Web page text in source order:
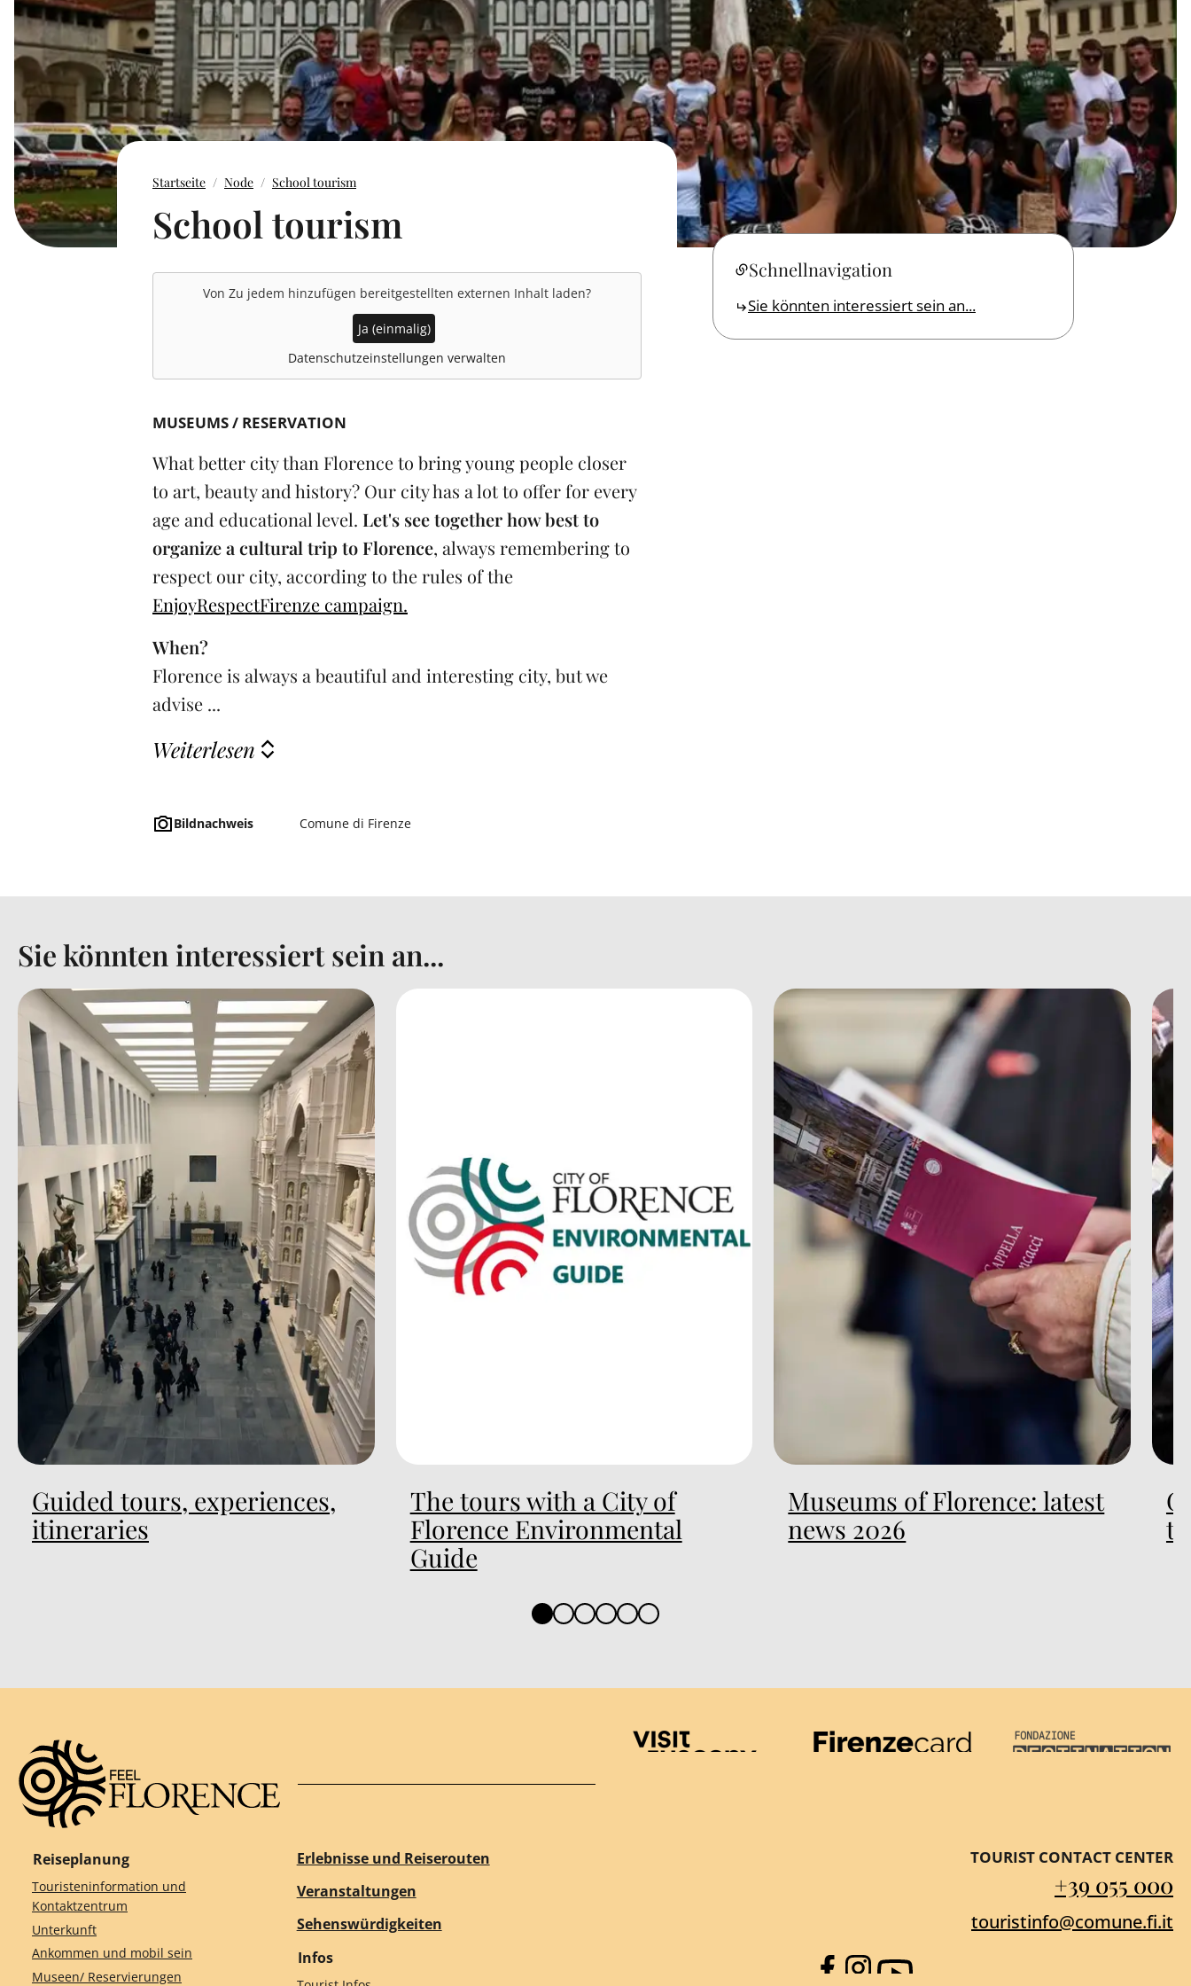
Startseite Node School tourism
School tourism
Von Zu jedem hinzufügen bereitgestellten externen Inhalt laden?
Ja (einmalig)
Datenschutzeinstellungen verwalten
MUSEUMS / RESERVATION
What better city than Florence to bring young people closer
to art, beauty and history? Our city has a lot to offer for every
age and educational level. Let's see together how best to
organize a cultural trip to Florence, always remembering to
respect our city, according to the rules of the
EnjoyRespectFirenze campaign.
When?
Florence is always a beautiful and interesting city, but we
advise ...
Weiterlesen
Bildnachweis Comune di Firenze
Schnellnavigation
Sie könnten interessiert sein an...
Sie könnten interessiert sein an...
Guided tours, experiences,
itineraries
The tours with a City of
Florence Environmental
Guide
Museums of Florence: latest
news 2026
Visit Tuscany Firenze Card Destination
Reiseplanung
Touristeninformation und
Kontaktzentrum
Unterkunft
Ankommen und mobil sein
Museen/ Reservierungen
Erlebnisse und Reiserouten
Veranstaltungen
Sehenswürdigkeiten
Infos
TOURIST CONTACT CENTER
+39 055 000
touristinfo@comune.fi.it
Facebook
Instagram
YouTube